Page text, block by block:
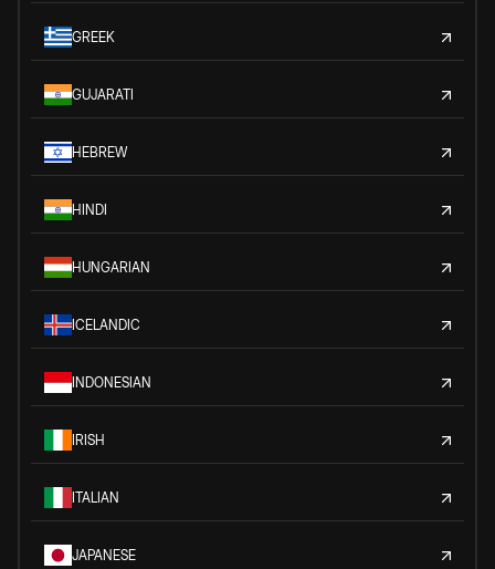
GREEK
GUJARATI
HEBREW
HINDI
HUNGARIAN
ICELANDIC
INDONESIAN
IRISH
ITALIAN
JAPANESE